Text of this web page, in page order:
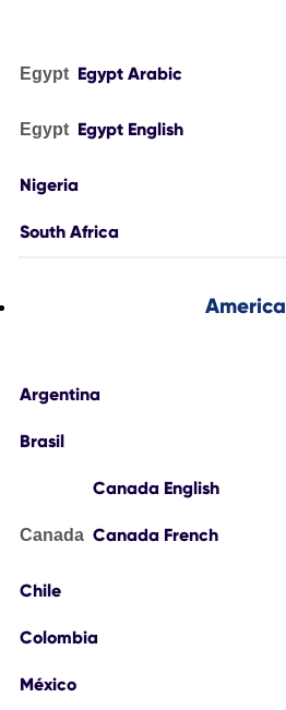
Egypt Egypt Arabic
Egypt Egypt English
Nigeria
South Africa
America
Argentina
Brasil
Canada
Canada English
Canada French
Chile
Colombia
México